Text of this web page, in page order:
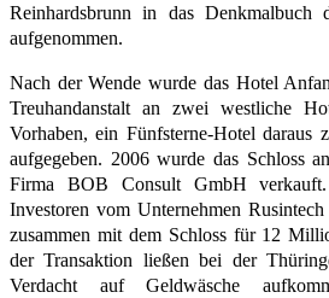
Reinhardsbrunn in das Denkmalbuch
aufgenommen.
Nach der Wende wurde das Hotel
Treuhandanstalt an zwei westliche
Vorhaben, ein Fünfsterne-Hotel daraus
aufgegeben. 2006 wurde das Schloss
Firma BOB Consult GmbH
Investoren vom Unternehmen
zusammen mit dem Schloss für 12
der Transaktion ließen bei der
Verdacht auf Geldwäsche